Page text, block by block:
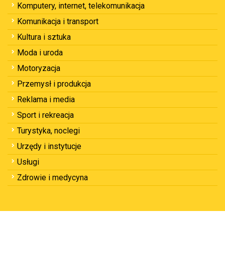
Komputery, internet, telekomunikacja
Komunikacja i transport
Kultura i sztuka
Moda i uroda
Motoryzacja
Przemysł i produkcja
Reklama i media
Sport i rekreacja
Turystyka, noclegi
Urzędy i instytucje
Usługi
Zdrowie i medycyna